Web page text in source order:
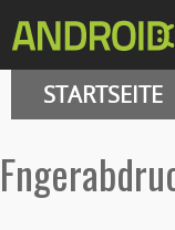
STARTSEITE